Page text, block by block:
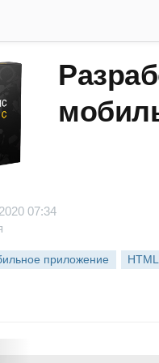
07:34
приложение HTML